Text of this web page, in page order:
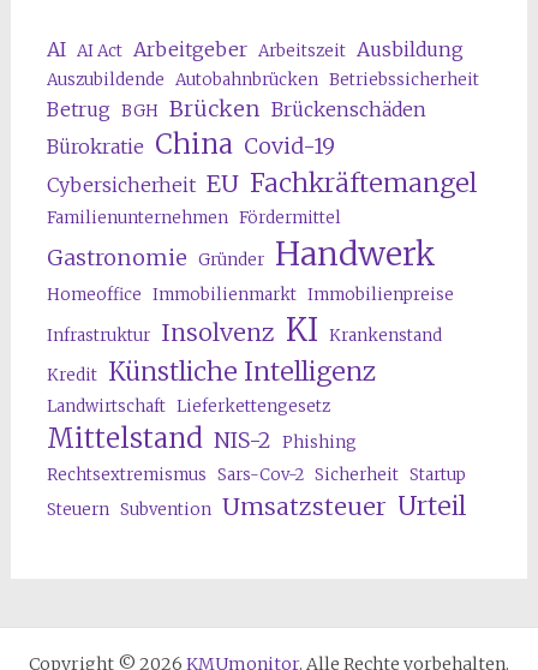
AI AI Act Arbeitgeber Arbeitszeit Ausbildung
Auszubildende Autobahnbrücken Betriebssicherheit
Betrug BGH Brücken Brückenschäden
Bürokratie China Covid-19
Cybersicherheit EU Fachkräftemangel
Familienunternehmen Fördermittel
Gastronomie Gründer Handwerk
Homeoffice Immobilienmarkt Immobilienpreise
Infrastruktur Insolvenz KI Krankenstand
Kredit Künstliche Intelligenz
Landwirtschaft Lieferkettengesetz
Mittelstand NIS-2 Phishing
Rechtsextremismus Sars-Cov-2 Sicherheit Startup
Steuern Subvention Umsatzsteuer Urteil
Copyright © 2026 KMUmonitor. Alle Rechte vorbehalten.